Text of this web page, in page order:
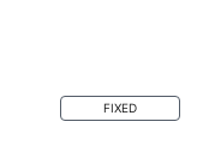
FIXED